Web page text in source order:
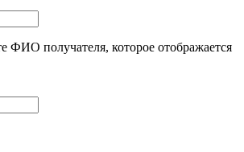
ФИО получателя, которое отображается